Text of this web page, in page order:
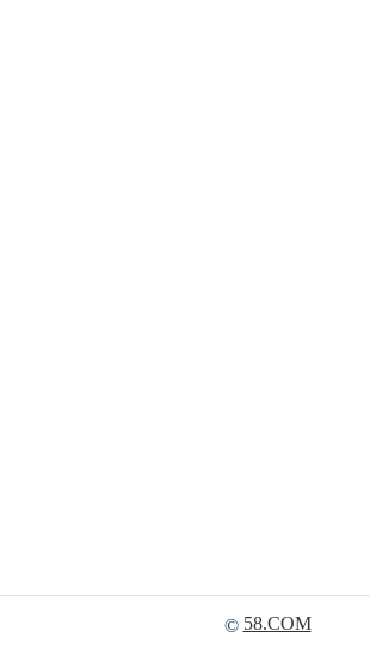
© 58.COM